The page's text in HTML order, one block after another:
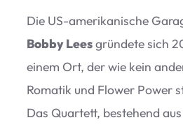
Die US-ame­ri­ka­ni­sche
Bobby Leesgrün­dete sich
einem Ort, der wie kein
Roma­tik und Flower Power
Das Quar­tett, bestehend